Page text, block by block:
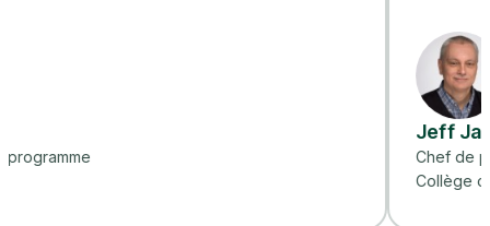
Jeff Jarvis
Chef de projet
Collège